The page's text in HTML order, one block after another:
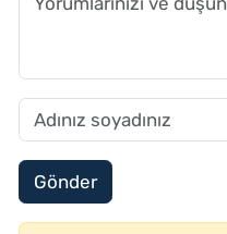
Gönder